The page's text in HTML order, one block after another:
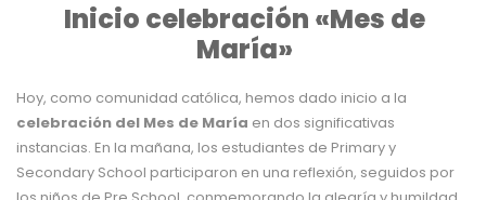
Inicio celebración «Mes de
María»
Hoy, como comunidad católica, hemos dado inicio a la
celebración del Mes de María en dos significativas
instancias. En la mañana, los estudiantes de Primary y
Secondary School participaron en una reflexión, seguidos por